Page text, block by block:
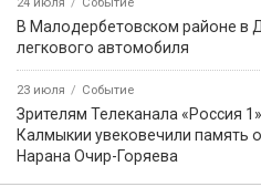
24 июля Событие
В Малодербетовском районе в
легкового автомобиля
23 июля Событие
Зрителям Телеканала «Россия
Калмыкии увековечили память
Нарана Очир-Горяева